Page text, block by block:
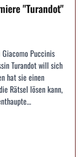
"Turandot"
Puccinis
Turandot will sich
hat sie einen
Rätsel lösen kann,